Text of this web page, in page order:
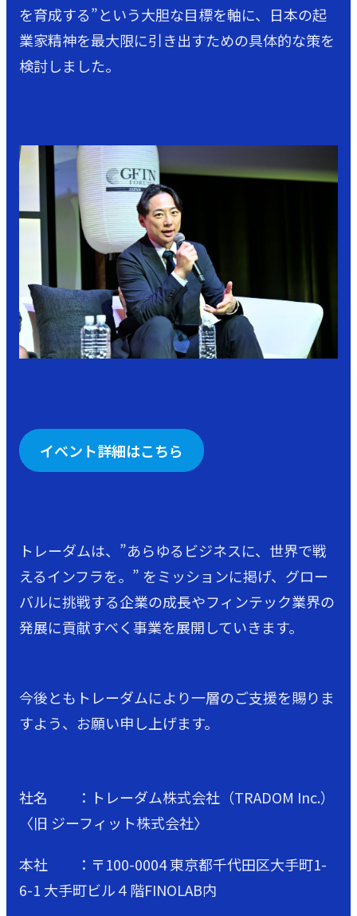
を育成する”という大胆な目標を軸に、日本の起
業家精神を最大限に引き出すための具体的な策を
検討しました。
イベント詳細はこちら
トレーダムは、”あらゆるビジネスに、世界で戦
えるインフラを。” をミッションに掲げ、グロー
バルに挑戦する企業の成長やフィンテック業界の
発展に貢献すべく事業を展開していきます。
今後ともトレーダムにより一層のご支援を賜りま
すよう、お願い申し上げます。
社名 ：トレーダム株式会社（TRADOM Inc.）
〈旧 ジーフィット株式会社〉
本社 ：〒100-0004 東京都千代田区大手町1-
6-1 大手町ビル４階FINOLAB内